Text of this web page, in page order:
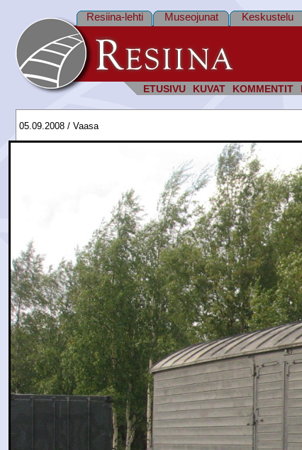
ETUSIVU KUVAT KOMMENTIT
Resiina-lehti Museojunat Keskustelu
05.09.2008 / Vaasa